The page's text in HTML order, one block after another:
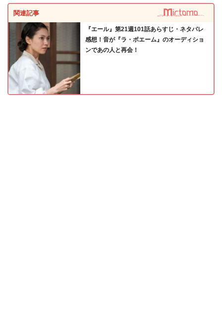
関連記事
『エール』第21週101話あらすじ・ネタバレ
感想！音が『ラ・ボエーム』のオーディショ
ンであの人と再会！